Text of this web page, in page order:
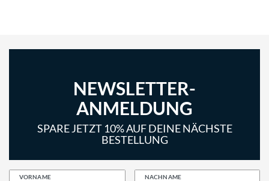
NEWSLETTER-
ANMELDUNG
SPARE JETZT 10% AUF DEINE NÄCHSTE
BESTELLUNG
VORNAME NACHNAME